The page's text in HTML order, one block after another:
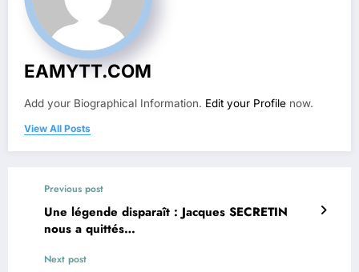
EAMYTT.COM
Add your Biographical Information. Edit your Profile now.
View All Posts
Previous post
Une légende disparaît : Jacques SECRETIN
nous a quittés…
Next post